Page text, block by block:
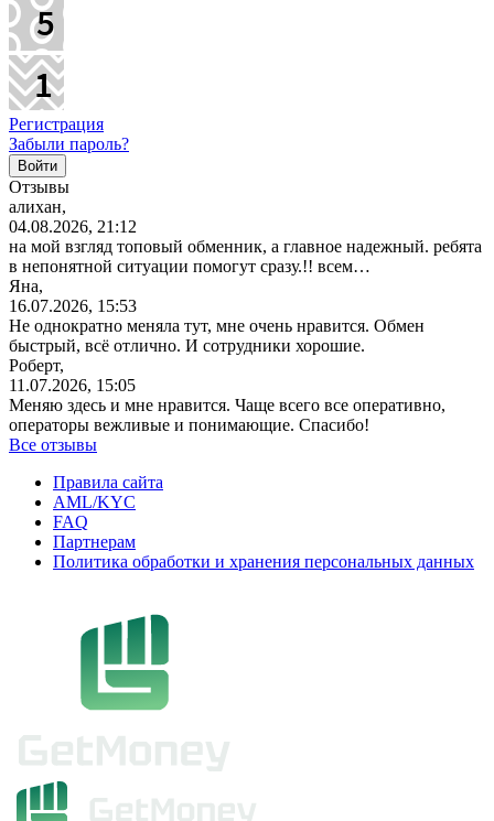
Регистрация
Забыли пароль?
Отзывы
алихан,
04.08.2026, 21:12
на мой взгляд топовый обменник, а главное надежный. ребята
в непонятной ситуации помогут сразу.!! всем…
Яна,
16.07.2026, 15:53
Не однократно меняла тут, мне очень нравится. Обмен
быстрый, всё отлично. И сотрудники хорошие.
Роберт,
11.07.2026, 15:05
Меняю здесь и мне нравится. Чаще всего все оперативно,
операторы вежливые и понимающие. Спасибо!
Все отзывы
Правила сайта
AML/KYC
FAQ
Партнерам
Политика обработки и хранения персональных данных